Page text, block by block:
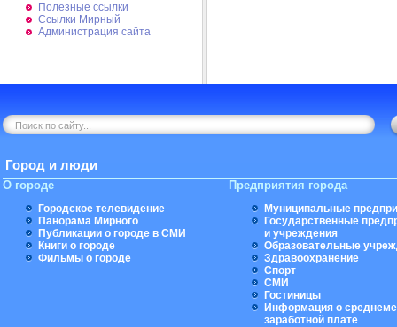
Полезные ссылки
Ссылки Мирный
Администрация сайта
Город и люди
О городе
Городское телевидение
Панорама Мирного
Публикации о городе в СМИ
Книги о городе
Фильмы о городе
Предприятия города
Муниципальные
Государственные
и учреждения
Образовательные
Здравоохранение
Спорт
СМИ
Гостиницы
Информация о
заработной плате